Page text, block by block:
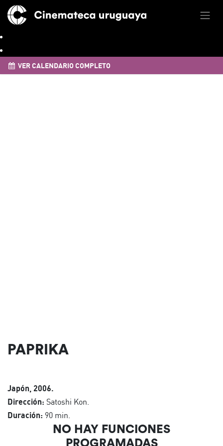
VER CALENDARIO COMPLETO
PAPRIKA
Japón, 2006.
Dirección: Satoshi Kon.
Duración: 90 min.
NO HAY FUNCIONES
PROGRAMADAS